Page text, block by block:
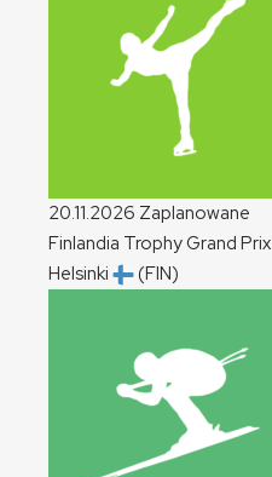
20.11.2026 Zaplanowane
Finlandia Trophy Grand Prix
Helsinki
(FIN)